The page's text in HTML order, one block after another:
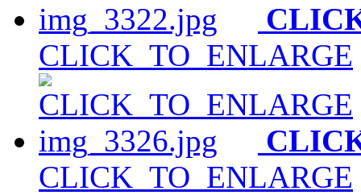
CLICK_TO_ENLARGE
CLICK_TO_ENLARGE